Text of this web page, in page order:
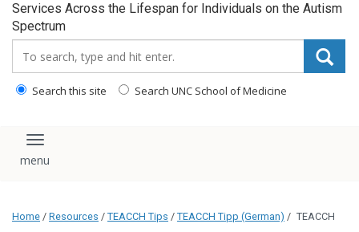
Services Across the Lifespan for Individuals on the Autism
Spectrum
Search this site Search UNC School of Medicine
Toggle navigation
Home / Resources / TEACCH Tips / TEACCH Tipp (German) / TEACCH